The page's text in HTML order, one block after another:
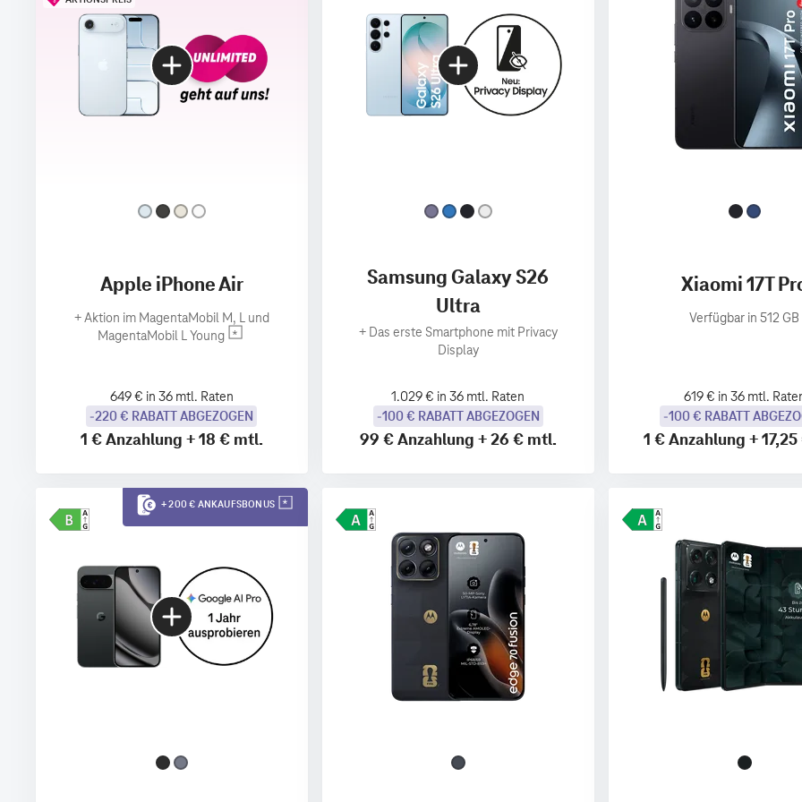
Apple iPhone Air
+Aktion im MagentaMobil M, L und
MagentaMobil L Young
649 € in 36 mtl. Raten
-220 € RABATT ABGEZOGEN
1 €Anzahlung +18 € mtl.
Samsung Galaxy S26
Ultra
+ Das erste Smartphone mit Privacy
Display
1.029 € in 36 mtl. Raten
-100 € RABATT ABGEZOGEN
99 €Anzahlung +26 € mtl.
Xiaomi 17T
Verfügbar in 512 GB
619 € in 36 mtl.
-100 € RABATT
1 €Anzahlung +
+ 200 € ANKAUFSBONUS